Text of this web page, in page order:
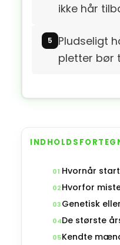
ikke hår
Pludseligt
pletter bør
01 Hvornår
02 Hvorfor
03 Genetisk
04De største
05Kendte